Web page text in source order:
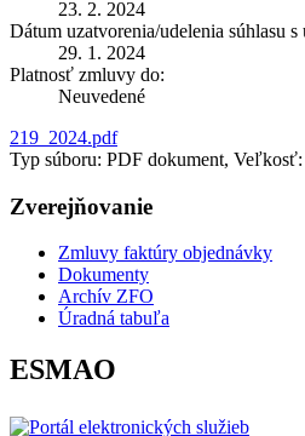
23. 2. 2024
Dátum uzatvorenia/udelenia súhlasu
29. 1. 2024
Platnosť zmluvy do:
Neuvedené
219_2024.pdf
Typ súboru: PDF dokument,
Zverejňovanie
Zmluvy faktúry objednávky
Dokumenty
Archív ZFO
Úradná tabuľa
ESMAO